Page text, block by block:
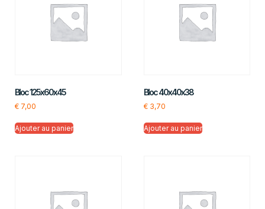
Bloc 125x60x45
€ 7,00
Ajouter au panier
Bloc 40x40x38
€3,70
Ajouter au panier